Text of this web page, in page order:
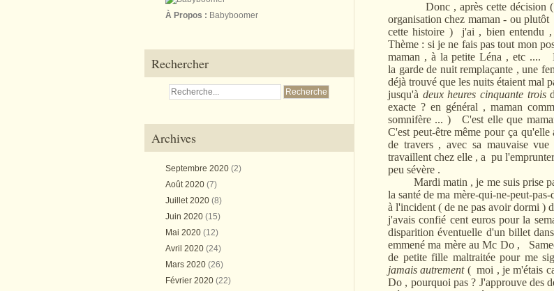
À Propos : Babyboomer
Rechercher
Archives
Septembre 2020 (2)
Août 2020 (7)
Juillet 2020 (8)
Juin 2020 (15)
Mai 2020 (12)
Avril 2020 (24)
Mars 2020 (26)
Février 2020 (22)
Donc , après cette décision (
organisation chez maman - ou
cette histoire ) j'ai , bien entendu ,
Thème : si je ne fais pas tout mon
maman , à la petite Léna , etc ....
la garde de nuit remplaçante , une
déjà trouvé que les nuits étaient mal
jusqu'à deux heures cinquante trois
exacte ? en général , maman
somnifère ... ) C'est elle que
C'est peut-être même pour ça
de travers , avec sa mauvaise
travaillent chez elle , a pu
peu sévère .
Mardi matin , je me suis prise
la santé de ma mère-qui-ne-peut-
à l'incident ( de ne pas avoir dormi )
j'avais confié cent euros pour la
disparition éventuelle d'un billet
emmené ma mère au Mc Do ,
de petite fille maltraitée pour me
jamais autrement( moi , je m'étais
Do , pourquoi pas ? J'approuve